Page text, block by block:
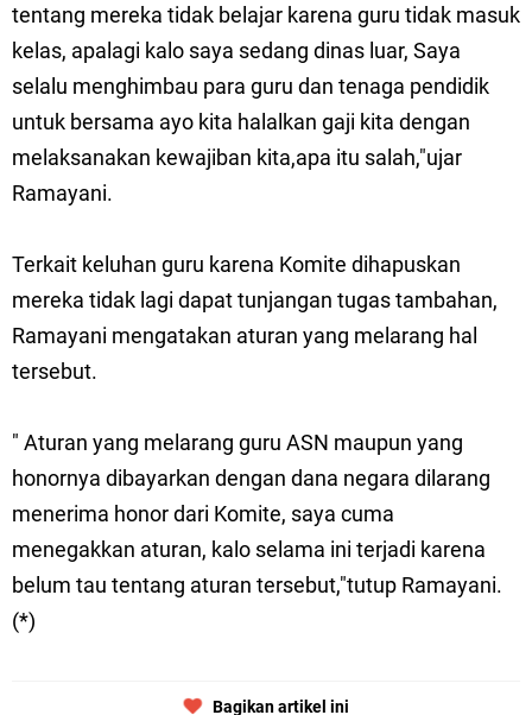
tentang mereka tidak belajar karena guru tidak masuk
kelas, apalagi kalo saya sedang dinas luar, Saya
selalu menghimbau para guru dan tenaga pendidik
untuk bersama ayo kita halalkan gaji kita dengan
melaksanakan kewajiban kita,apa itu salah,"ujar
Ramayani.
Terkait keluhan guru karena Komite dihapuskan
mereka tidak lagi dapat tunjangan tugas tambahan,
Ramayani mengatakan aturan yang melarang hal
tersebut.
" Aturan yang melarang guru ASN maupun yang
honornya dibayarkan dengan dana negara dilarang
menerima honor dari Komite, saya cuma
menegakkan aturan, kalo selama ini terjadi karena
belum tau tentang aturan tersebut,"tutup Ramayani.
(*)
Bagikan artikel ini